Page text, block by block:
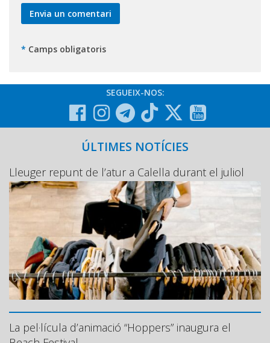
* Camps obligatoris
SEGUEIX-NOS:
ÚLTIMES NOTÍCIES
Lleuger repunt de l’atur a Calella durant el juliol
La pel·lícula d’animació “Hoppers” inaugura el